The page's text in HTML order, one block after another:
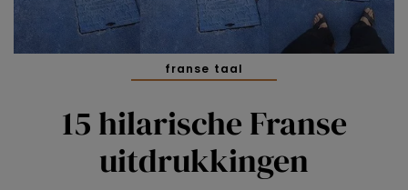
franse taal
15 hilarische Franse
uitdrukkingen